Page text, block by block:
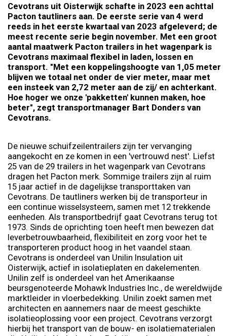
Cevotrans uit Oisterwijk schafte in 2023 een achttal
Pacton tautliners aan. De eerste serie van 4 werd
reeds in het eerste kwartaal van 2023 afgeleverd; de
meest recente serie begin november. Met een groot
aantal maatwerk Pacton trailers in het wagenpark is
Cevotrans maximaal flexibel in laden, lossen en
transport. "Met een koppelingshoogte van 1,05 meter
blijven we totaal net onder de vier meter, maar met
een insteek van 2,72 meter aan de zij/ en achterkant.
Hoe hoger we onze 'pakketten' kunnen maken, hoe
beter", zegt transportmanager Bart Donders van
Cevotrans.
De nieuwe schuifzeilentrailers zijn ter vervanging
aangekocht en ze komen in een 'vertrouwd nest'. Liefst
25 van de 29 trailers in het wagenpark van Cevotrans
dragen het Pacton merk. Sommige trailers zijn al ruim
15 jaar actief in de dagelijkse transporttaken van
Cevotrans. De tautliners werken bij de transporteur in
een continue wisselsysteem, samen met 12 trekkende
eenheden. Als transportbedrijf gaat Cevotrans terug tot
1973. Sinds de oprichting toen heeft men bewezen dat
leverbetrouwbaarheid, flexibiliteit en zorg voor het te
transporteren product hoog in het vaandel staan.
Cevotrans is onderdeel van Unilin Insulation uit
Oisterwijk, actief in isolatieplaten en dakelementen.
Unilin zelf is onderdeel van het Amerikaanse
beursgenoteerde Mohawk Industries Inc., de wereldwijde
marktleider in vloerbedekking. Unilin zoekt samen met
architecten en aannemers naar de meest geschikte
isolatieoplossing voor een project. Cevotrans verzorgt
hierbij het transport van de bouw- en isolatiematerialen